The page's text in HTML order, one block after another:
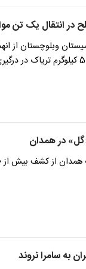
در انتقال یک تن
وبلوچستان از
به سامرا نروند